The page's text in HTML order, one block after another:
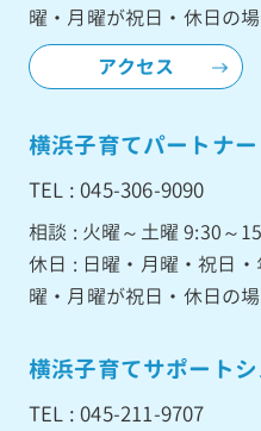
曜・月曜が祝日・休日の
アクセス
横浜子育てパートナー
TEL : 045-306-9090
相談 : 火曜～土曜 9:30～
休日 : 日曜・月曜・祝日
曜・月曜が祝日・休日の
横浜子育てサポート
TEL : 045-211-9707